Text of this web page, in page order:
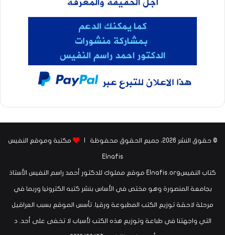
© حقوق النشر 2026، جميع الحقوق محفوظة | مكتبة وموقع النفيس
Elnafis
كتاب النفيسElnafis.org موقع مملوك للدكتور أحمد راسم النفيس الأستاذ
بجامعة المنصورة وهو مختص في الأساس بنشر كتبه الكترونيا وربما في
مرحلة لاحقة توزيع الكتب المطبوعة ورقيا. تأسس الموقع بسبب العراقيل
التي واجهتنا في طباعة وتوزيع هذه الكتب لأسباب لا تخفى على أحد. د